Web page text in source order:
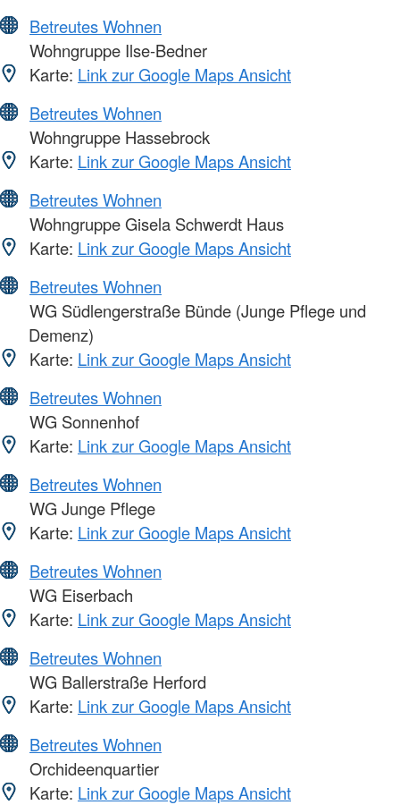
Betreutes Wohnen
Wohngruppe Ilse-Bedner
Karte: Link zur Google Maps Ansicht
Betreutes Wohnen
Wohngruppe Hassebrock
Karte: Link zur Google Maps Ansicht
Betreutes Wohnen
Wohngruppe Gisela Schwerdt Haus
Karte: Link zur Google Maps Ansicht
Betreutes Wohnen
WG Südlengerstraße Bünde (Junge Pflege und
Demenz)
Karte: Link zur Google Maps Ansicht
Betreutes Wohnen
WG Sonnenhof
Karte: Link zur Google Maps Ansicht
Betreutes Wohnen
WG Junge Pflege
Karte: Link zur Google Maps Ansicht
Betreutes Wohnen
WG Eiserbach
Karte: Link zur Google Maps Ansicht
Betreutes Wohnen
WG Ballerstraße Herford
Karte: Link zur Google Maps Ansicht
Betreutes Wohnen
Orchideenquartier
Karte: Link zur Google Maps Ansicht